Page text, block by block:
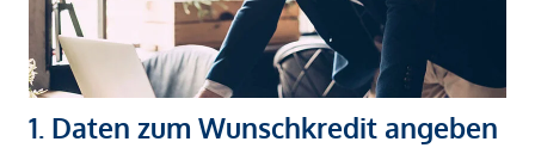
1. Daten zum Wunschkredit angeben